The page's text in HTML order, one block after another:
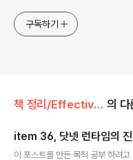
구독하기
책 정리/Effective C# 의 다
item 36, 닷넷 런타임의
이 포스트를 만든 목적 공부 하